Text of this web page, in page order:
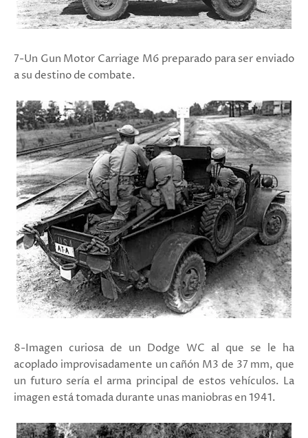
7-Un Gun Motor Carriage M6 preparado para ser enviado
a su destino de combate.
8-Imagen curiosa de un Dodge WC al que se le ha
acoplado improvisadamente un cañón M3 de 37 mm, que
un futuro sería el arma principal de estos vehículos. La
imagen está tomada durante unas maniobras en 1941.